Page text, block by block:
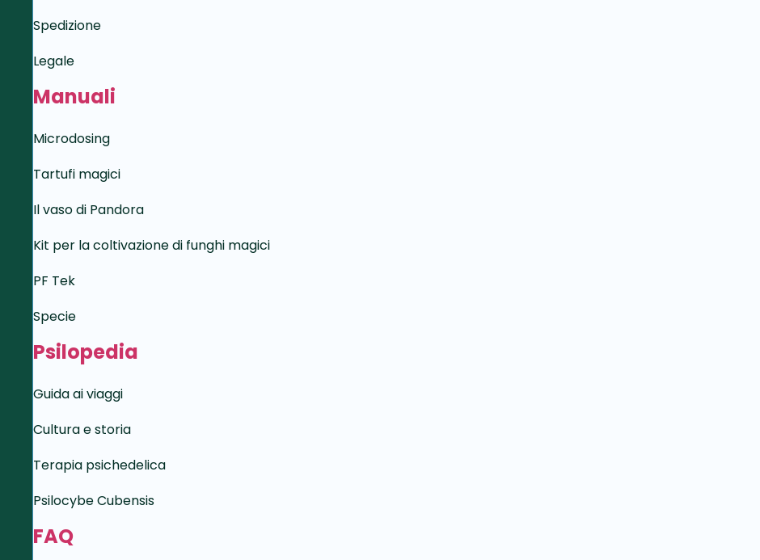
Spedizione
Legale
Manuali
Microdosing
Tartufi magici
Il vaso di Pandora
Kit per la coltivazione di funghi magici
PF Tek
Specie
Psilopedia
Guida ai viaggi
Cultura e storia
Terapia psichedelica
Psilocybe Cubensis
FAQ